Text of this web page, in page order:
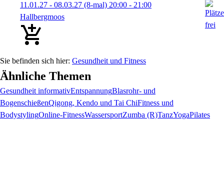
11.01.27 - 08.03.27 (8-mal) 20:00 - 21:00
Hallbergmoos
Gesundheit und Fitness
Ähnliche Themen
Gesundheit informativEntspannungBlasrohr- und
BogenschießenQigong, Kendo und Tai ChiFitness und
BodystylingOnline-FitnessWassersportZumba (R)TanzYogaPilates